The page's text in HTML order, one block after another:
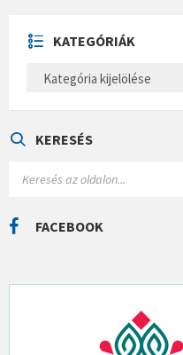
U
M
KATEGÓRIÁK
E
Á
KERESÉS
C
H
FACEBOOK